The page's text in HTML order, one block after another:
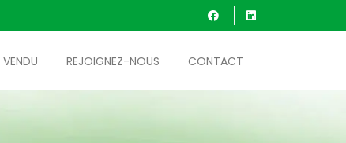
VENDU REJOIGNEZ-NOUS CONTACT